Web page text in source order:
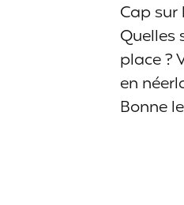
Cap
Quelles
place ?
en
Bonne